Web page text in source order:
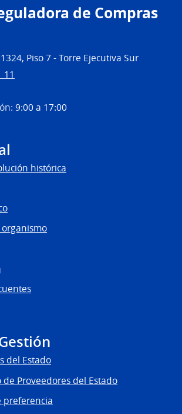
de Compras
Piso 7 - Torre Ejecutiva Sur
11
9:00 a 17:00
histórica
del Estado
de Proveedores del Estado
preferencia